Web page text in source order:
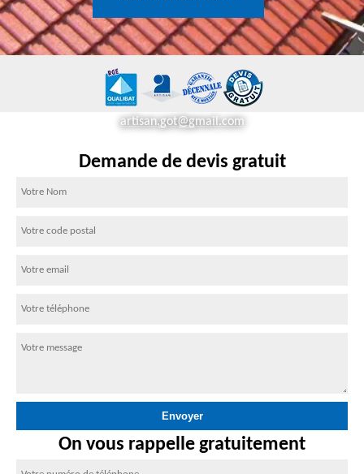
artisan.got@gmail.com
Demande de devis gratuit
On vous rappelle gratuitement